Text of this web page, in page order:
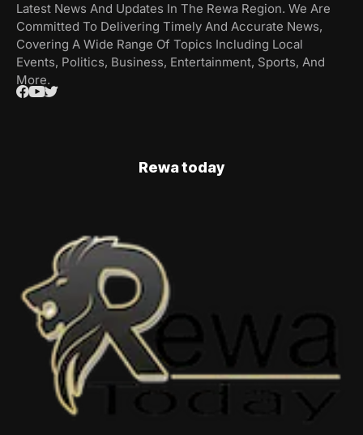
Latest News And Updates In The Rewa Region. We Are
Committed To Delivering Timely And Accurate News,
Covering A Wide Range Of Topics Including Local
Events, Politics, Business, Entertainment, Sports, And
More.
Rewa today